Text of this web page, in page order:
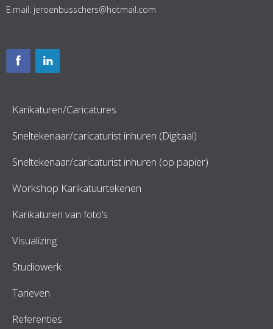
E.mail: jeroenbusschers@hotmail.com
Karikaturen/Caricatures
Sneltekenaar/caricaturist inhuren (Digitaal)
Sneltekenaar/caricaturist inhuren (op papier)
Workshop Karikatuurtekenen
Karikaturen van foto’s
Visualizing
Studiowerk
Tarieven
Referenties